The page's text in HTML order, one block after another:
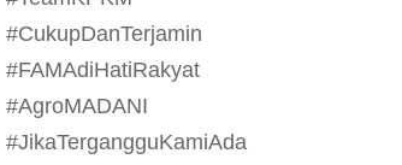
#CukupDanTerjamin
#FAMAdiHatiRakyat
#AgroMADANI
#JikaTergangguKamiAda